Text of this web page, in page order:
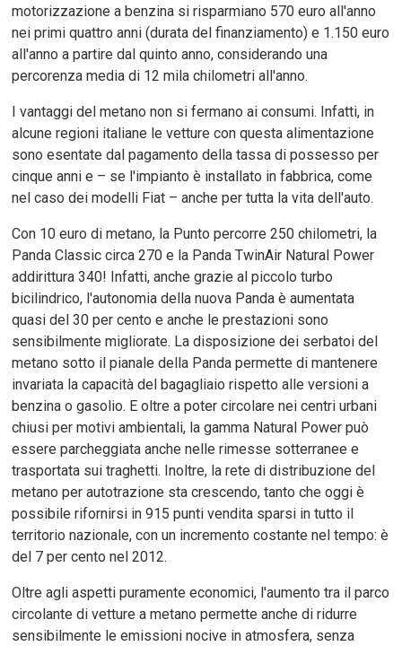
motorizzazione a benzina si risparmiano 570 euro all'anno
nei primi quattro anni (durata del finanziamento) e 1.150 euro
all'anno a partire dal quinto anno, considerando una
percorenza media di 12 mila chilometri all'anno.
I vantaggi del metano non si fermano ai consumi. Infatti, in
alcune regioni italiane le vetture con questa alimentazione
sono esentate dal pagamento della tassa di possesso per
cinque anni e – se l'impianto è installato in fabbrica, come
nel caso dei modelli Fiat – anche per tutta la vita dell'auto.
Con 10 euro di metano, la Punto percorre 250 chilometri, la
Panda Classic circa 270 e la Panda TwinAir Natural Power
addirittura 340! Infatti, anche grazie al piccolo turbo
bicilindrico, l'autonomia della nuova Panda è aumentata
quasi del 30 per cento e anche le prestazioni sono
sensibilmente migliorate. La disposizione dei serbatoi del
metano sotto il pianale della Panda permette di mantenere
invariata la capacità del bagagliaio rispetto alle versioni a
benzina o gasolio. E oltre a poter circolare nei centri urbani
chiusi per motivi ambientali, la gamma Natural Power può
essere parcheggiata anche nelle rimesse sotterranee e
trasportata sui traghetti. Inoltre, la rete di distribuzione del
metano per autotrazione sta crescendo, tanto che oggi è
possibile rifornirsi in 915 punti vendita sparsi in tutto il
territorio nazionale, con un incremento costante nel tempo: è
del 7 per cento nel 2012.
Oltre agli aspetti puramente economici, l'aumento tra il parco
circolante di vetture a metano permette anche di ridurre
sensibilmente le emissioni nocive in atmosfera, senza